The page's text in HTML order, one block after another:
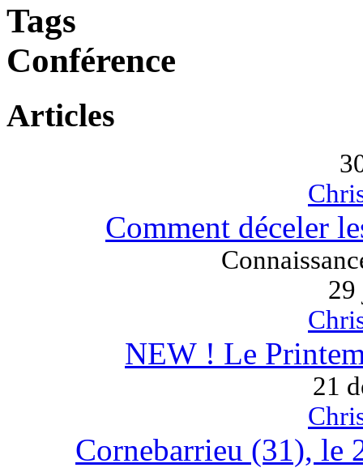
Tags
Conférence
Articles
Comment déceler
29
NEW ! Le
21
Cornebarrieu (31), le